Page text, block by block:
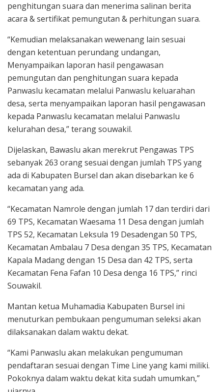
penghitungan suara dan menerima salinan berita
acara & sertifikat pemungutan & perhitungan suara.
“Kemudian melaksanakan wewenang lain sesuai
dengan ketentuan perundang undangan,
Menyampaikan laporan hasil pengawasan
pemungutan dan penghitungan suara kepada
Panwaslu kecamatan melalui Panwaslu keluarahan
desa, serta menyampaikan laporan hasil pengawasan
kepada Panwaslu kecamatan melalui Panwaslu
kelurahan desa,” terang souwakil.
Dijelaskan, Bawaslu akan merekrut Pengawas TPS
sebanyak 263 orang sesuai dengan jumlah TPS yang
ada di Kabupaten Bursel dan akan disebarkan ke 6
kecamatan yang ada.
“Kecamatan Namrole dengan jumlah 17 dan terdiri dari
69 TPS, Kecamatan Waesama 11 Desa dengan jumlah
TPS 52, Kecamatan Leksula 19 Desadengan 50 TPS,
Kecamatan Ambalau 7 Desa dengan 35 TPS, Kecamatan
Kapala Madang dengan 15 Desa dan 42 TPS, serta
Kecamatan Fena Fafan 10 Desa denga 16 TPS,” rinci
Souwakil.
Mantan ketua Muhamadia Kabupaten Bursel ini
menuturkan pembukaan pengumuman seleksi akan
dilaksanakan dalam waktu dekat.
“Kami Panwaslu akan melakukan pengumuman
pendaftaran sesuai dengan Time Line yang kami miliki.
Pokoknya dalam waktu dekat kita sudah umumkan,”